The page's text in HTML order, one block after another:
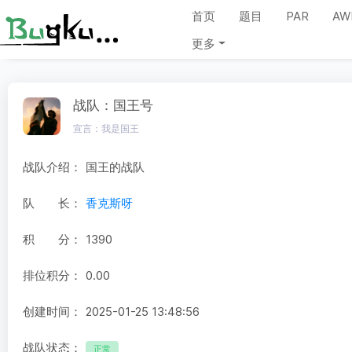
首页 题目 PAR
更多
战队：国王号
宣言：我是国王
战队介绍： 国王的战队
队 长： 香克斯呀
积 分： 1390
排位积分： 0.00
创建时间： 2025-01-25 13:48:56
战队状态： 正常